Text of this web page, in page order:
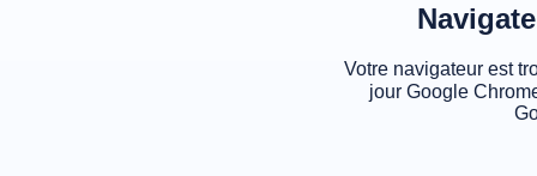
Votre navigateur est
jour Google